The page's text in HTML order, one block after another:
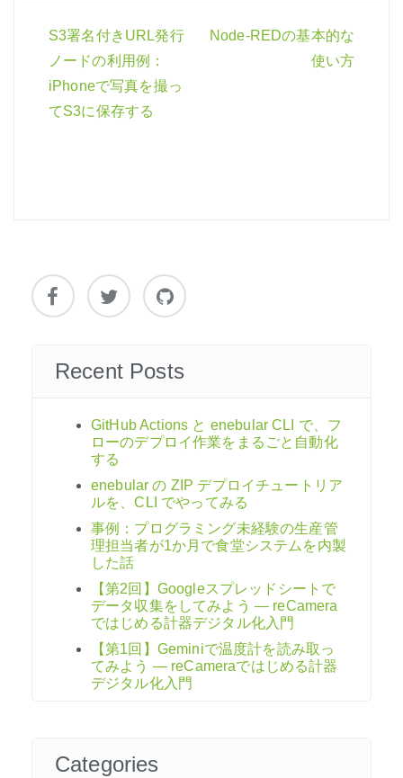
ョ
S3署名付きURL発行
ノードの利用例：
iPhoneで写真を撮っ
てS3に保存する
Node-REDの基本的な
使い方
Recent Posts
GitHub Actions と enebular CLI で、フ
ローのデプロイ作業をまるごと自動化
する
enebular の ZIP デプロイチュートリア
ルを、CLI でやってみる
事例：プログラミング未経験の生産管
理担当者が1か月で食堂システムを内製
した話
【第2回】Googleスプレッドシートで
データ収集をしてみよう ― reCamera
ではじめる計器デジタル化入門
【第1回】Geminiで温度計を読み取っ
てみよう ― reCameraではじめる計器
デジタル化入門
Categories